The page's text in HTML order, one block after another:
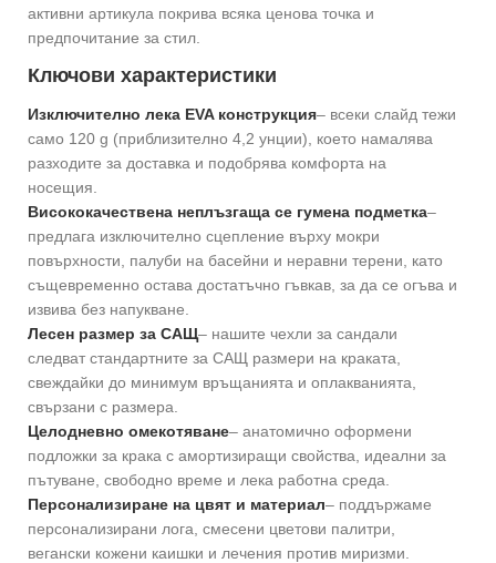
активни артикула покрива всяка ценова точка и
предпочитание за стил.
Ключови характеристики
Изключително лека EVA конструкция– всеки слайд тежи
само 120 g (приблизително 4,2 унции), което намалява
разходите за доставка и подобрява комфорта на
носещия.
Висококачествена неплъзгаща се гумена подметка–
предлага изключително сцепление върху мокри
повърхности, палуби на басейни и неравни терени, като
същевременно остава достатъчно гъвкав, за да се огъва и
извива без напукване.
Лесен размер за САЩ– нашите чехли за сандали
следват стандартните за САЩ размери на краката,
свеждайки до минимум връщанията и оплакванията,
свързани с размера.
Целодневно омекотяване– анатомично оформени
подложки за крака с амортизиращи свойства, идеални за
пътуване, свободно време и лека работна среда.
Персонализиране на цвят и материал– поддържаме
персонализирани лога, смесени цветови палитри,
вегански кожени каишки и лечения против миризми.